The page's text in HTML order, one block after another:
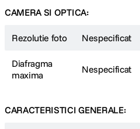
CAMERA SI OPTICA:
Rezolutie foto Nespecificat
Diafragma
maxima
Nespecificat
CARACTERISTICI GENERALE: